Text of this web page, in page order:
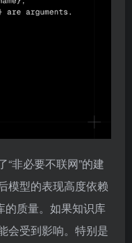
非必要不联网”的建
模型的表现高度依赖
的质量。如果知识库
会受到影响。特别是